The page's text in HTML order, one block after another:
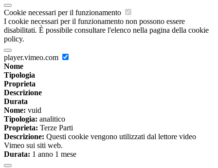
Cookie necessari per il funzionamento
I cookie necessari per il funzionamento non possono essere
disabilitati. È possibile consultare l'elenco nella pagina della cookie
policy.
player.vimeo.com
Nome
Tipologia
Proprieta
Descrizione
Durata
Nome: vuid
Tipologia: analitico
Proprieta: Terze Parti
Descrizione: Questi cookie vengono utilizzati dal lettore video
Vimeo sui siti web.
Durata: 1 anno 1 mese